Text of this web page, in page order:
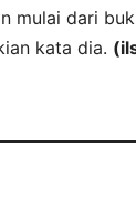
mulai dari
kata dia.